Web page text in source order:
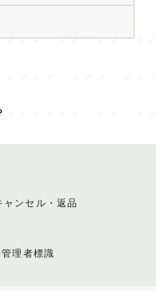
ャンセル・返品
理者標識